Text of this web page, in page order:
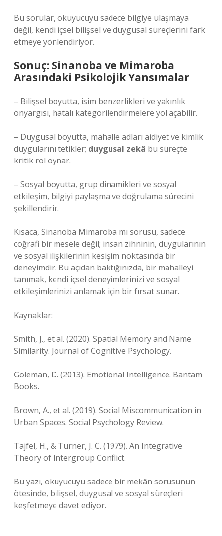
Bu sorular, okuyucuyu sadece bilgiye ulaşmaya
değil, kendi içsel bilişsel ve duygusal süreçlerini fark
etmeye yönlendiriyor.
Sonuç: Sinanoba ve Mimaroba
Arasındaki Psikolojik Yansımalar
– Bilişsel boyutta, isim benzerlikleri ve yakınlık
önyargısı, hatalı kategorilendirmelere yol açabilir.
– Duygusal boyutta, mahalle adları aidiyet ve kimlik
duygularını tetikler; duygusal zekâ bu süreçte
kritik rol oynar.
– Sosyal boyutta, grup dinamikleri ve sosyal
etkileşim, bilgiyi paylaşma ve doğrulama sürecini
şekillendirir.
Kısaca, Sinanoba Mimaroba mı sorusu, sadece
coğrafi bir mesele değil; insan zihninin, duygularının
ve sosyal ilişkilerinin kesişim noktasında bir
deneyimdir. Bu açıdan baktığınızda, bir mahalleyi
tanımak, kendi içsel deneyimlerinizi ve sosyal
etkileşimlerinizi anlamak için bir fırsat sunar.
Kaynaklar:
Smith, J., et al. (2020). Spatial Memory and Name
Similarity. Journal of Cognitive Psychology.
Goleman, D. (2013). Emotional Intelligence. Bantam
Books.
Brown, A., et al. (2019). Social Miscommunication in
Urban Spaces. Social Psychology Review.
Tajfel, H., & Turner, J. C. (1979). An Integrative
Theory of Intergroup Conflict.
Bu yazı, okuyucuyu sadece bir mekân sorusunun
ötesinde, bilişsel, duygusal ve sosyal süreçleri
keşfetmeye davet ediyor.